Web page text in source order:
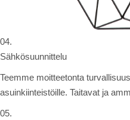
04.
Sähkösuunnittelu
Teemme moitteetonta
asuinkiinteistöille. Taitavat ja
05.